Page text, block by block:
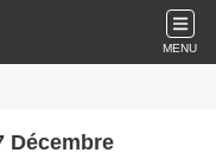
MENU
Décembre